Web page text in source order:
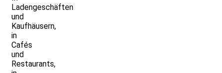
Ladengeschäften
und
Kaufhäusern,
in
Cafés
und
Restaurants,